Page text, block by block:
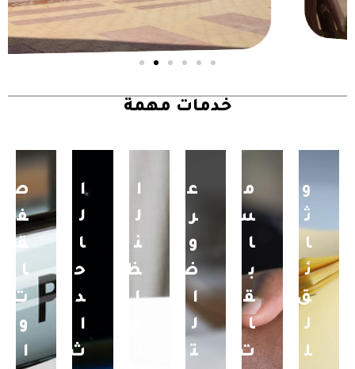
خدمات مهمة
و
ث
ا
ئ
ق
ل
ل
م
س
ا
ب
ق
ا
ت
ع
ر
و
ض
ا
ل
ت
ا
ل
ن
ظ
ا
ا
ل
ا
ح
د
ا
ث
ص
ف
ق
ا
ت
و
ا